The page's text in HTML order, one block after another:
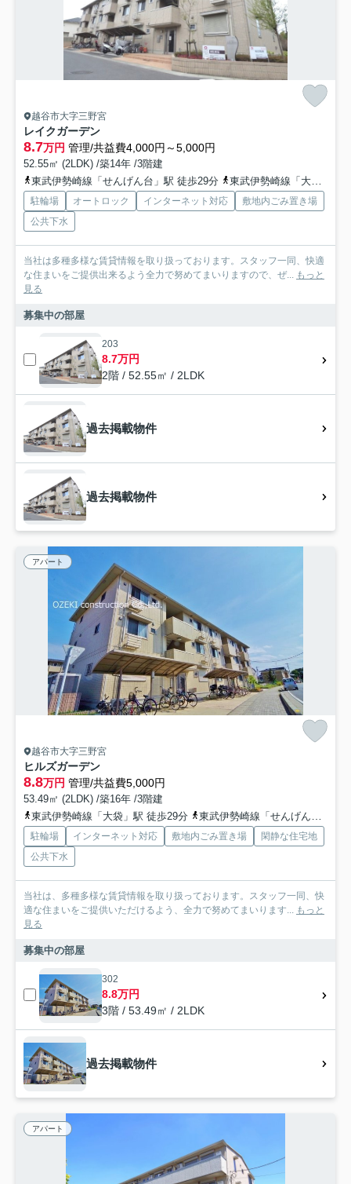
越谷市大字三野宮
レイクガーデン
8.7万円 管理/共益費4,000円～5,000円
52.55㎡ (2LDK) /築14年 /3階建
東武伊勢崎線「せんげん台」駅 徒歩29分
東武伊勢崎線「大袋」駅 徒歩24分
駐輪場 オートロック インターネット対応
敷地内ごみ置き場
公共下水
当社は多種多様な賃貸情報を取り扱っております。スタッフ一同、快適
な住まいをご提供出来るよう全力で努めてまいりますので、ぜ...
もっと
見る
募集中の部屋
203
8.7万円
2階 / 52.55㎡ / 2LDK
過去掲載物件
過去掲載物件
アパート
越谷市大字三野宮
ヒルズガーデン
8.8万円 管理/共益費5,000円
53.49㎡ (2LDK) /築16年 /3階建
東武伊勢崎線「大袋」駅 徒歩29分
東武伊勢崎線「せんげん台」駅 徒歩29分
駐輪場 インターネット対応 敷地内ごみ置き場
閑静な住宅地
公共下水
当社は、多種多様な賃貸情報を取り扱っております。スタッフ一同、快
適な住まいをご提供いただけるよう、全力で努めてまいります...
もっと
見る
募集中の部屋
302
8.8万円
3階 / 53.49㎡ / 2LDK
過去掲載物件
アパート